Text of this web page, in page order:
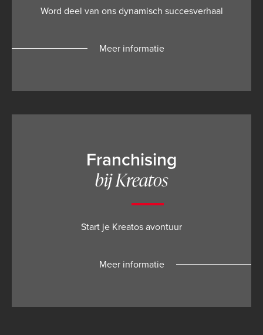
Word deel van ons dynamisch succesverhaal
Meer informatie
Franchising
bij Kreatos
Start je Kreatos avontuur
Meer informatie